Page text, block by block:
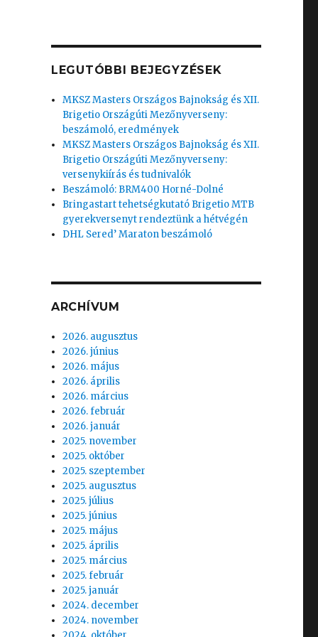
LEGUTÓBBI BEJEGYZÉSEK
MKSZ Masters Országos Bajnokság és XII.
Brigetio Országúti Mezőnyverseny:
beszámoló, eredmények
MKSZ Masters Országos Bajnokság és XII.
Brigetio Országúti Mezőnyverseny:
versenykiírás és tudnivalók
Beszámoló: BRM400 Horné-Dolné
Bringastart tehetségkutató Brigetio MTB
gyerekversenyt rendeztünk a hétvégén
DHL Sered’ Maraton beszámoló
ARCHÍVUM
2026. augusztus
2026. június
2026. május
2026. április
2026. március
2026. február
2026. január
2025. november
2025. október
2025. szeptember
2025. augusztus
2025. július
2025. június
2025. május
2025. április
2025. március
2025. február
2025. január
2024. december
2024. november